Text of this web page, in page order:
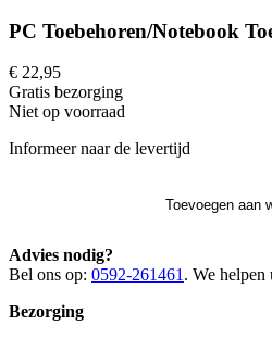
PC Toebehoren/Notebook
€ 22,95
Gratis bezorging
Niet op voorraad
Informeer naar de levertijd
Toevoegen aan
Advies nodig?
Bel ons op: 0592-261461 . We helpen
Bezorging